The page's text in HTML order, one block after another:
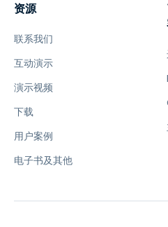
资源
联系我们
互动演示
演示视频
下载
用户案例
电子书及其他